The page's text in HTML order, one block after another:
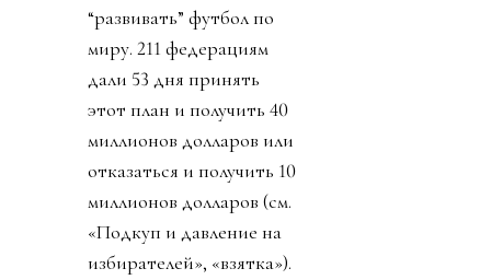
“развивать” футбол по
миру. 211 федерациям
дали 53 дня принять
этот план и получить 40
миллионов долларов или
отказаться и получить 10
миллионов долларов (см.
«Подкуп и давление на
избирателей», «взятка»).